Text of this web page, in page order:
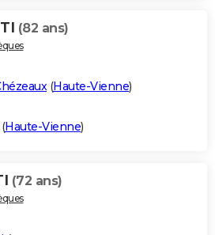
(82 ans)
(Haute-Vienne)
(Haute-Vienne)
(72 ans)